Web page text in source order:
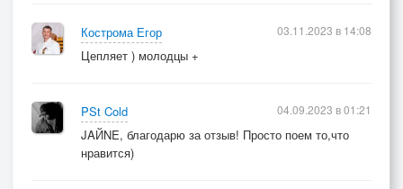
Кострома Егор
Цепляет ) молодцы +
03.11.2023 в 14:08
PSt Cold
JAЙNE, благодарю за отзыв! Просто поем то,что
нравится)
04.09.2023 в 01:21